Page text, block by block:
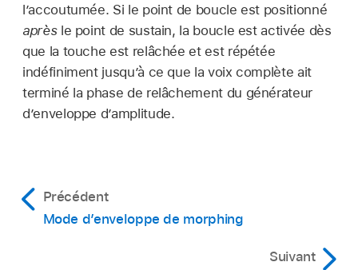
l’accoutumée. Si le point de boucle est positionné
aprèsle point de sustain, la boucle est activée dès
que la touche est relâchée et est répétée
indéfiniment jusqu’à ce que la voix complète ait
terminé la phase de relâchement du générateur
d’enveloppe d’amplitude.
Précédent
Mode d’enveloppe de morphing
Suivant